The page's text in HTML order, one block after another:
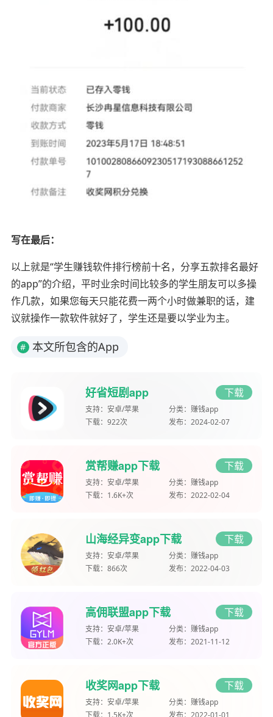
写在最后：
以上就是“学生赚钱软件排行榜前十名，分享五款排名最好
的app”的介绍，平时业余时间比较多的学生朋友可以多操
作几款，如果您每天只能花费一两个小时做兼职的话，建
议就操作一款软件就好了，学生还是要以学业为主。
# 本文所包含的App
好省短剧app 下载
支持： 安卓/苹果 分类： 赚钱app
下载： 922次 发布： 2024-02-07
赏帮赚app下载 下载
支持： 安卓/苹果 分类： 赚钱app
下载： 1.6K+次 发布： 2022-02-04
山海经异变app下载 下载
支持： 安卓/苹果 分类： 赚钱app
下载： 866次 发布： 2022-04-03
高佣联盟app下载 下载
支持： 安卓/苹果 分类： 赚钱app
下载： 2.0K+次 发布： 2021-11-12
收奖网app下载 下载
支持： 安卓/苹果 分类： 赚钱app
下载： 1.5K+次 发布： 2022-01-01